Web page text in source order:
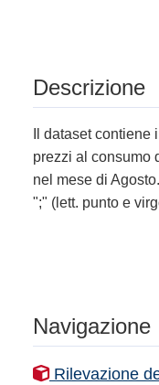
Descrizione
Il dataset
prezzi al consumo
nel mese di
";" (lett. punto e
Navigazione
Rilevazione